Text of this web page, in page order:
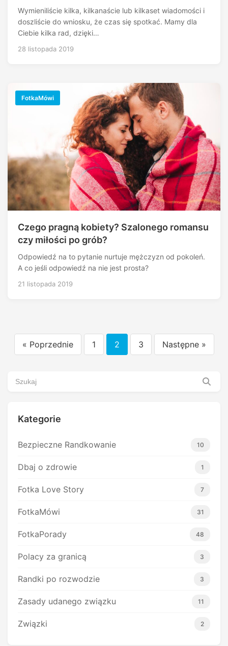
Wymieniliście kilka, kilkanaście lub kilkaset wiadomości i
doszliście do wniosku, że czas się spotkać. Mamy dla
Ciebie kilka rad, dzięki…
28 listopada 2019
FotkaMówi
Czego pragną kobiety? Szalonego romansu
czy miłości po grób?
Odpowiedź na to pytanie nurtuje mężczyzn od pokoleń.
A co jeśli odpowiedź na nie jest prosta?
21 listopada 2019
Stronicowanie
« Poprzednie 1 2 3 Następne »
Kategorie
Bezpieczne Randkowanie 10
Dbaj o zdrowie 1
Fotka Love Story 7
FotkaMówi 31
FotkaPorady 48
Polacy za granicą 3
Randki po rozwodzie 3
Zasady udanego związku 11
Związki 2